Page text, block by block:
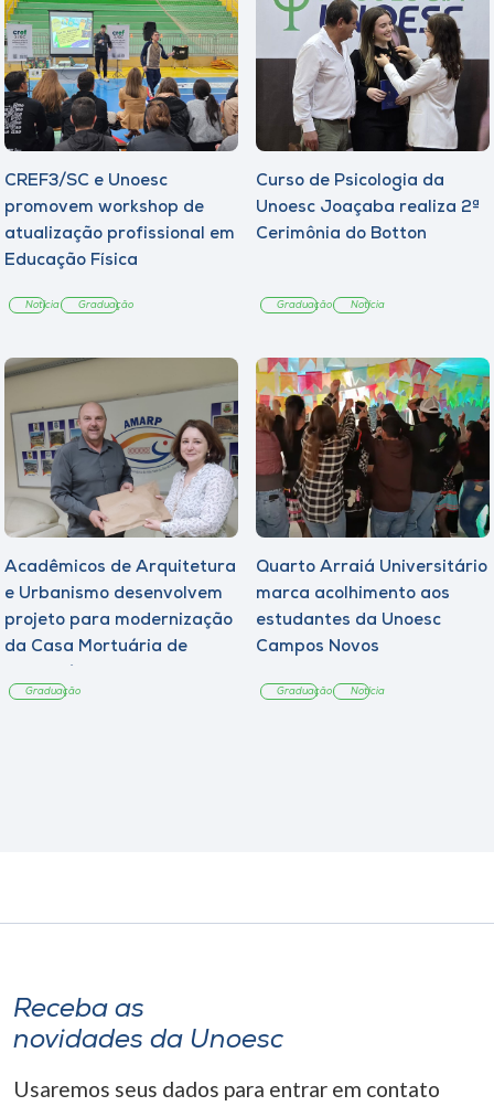
CREF3/SC e Unoesc
promovem workshop de
atualização profissional em
Educação Física
Notícia Graduação
Curso de Psicologia da
Unoesc Joaçaba realiza 2ª
Cerimônia do Botton
Graduação Notícia
Acadêmicos de Arquitetura
e Urbanismo desenvolvem
projeto para modernização
da Casa Mortuária de
Graduação
Quarto Arraiá Universitário
marca acolhimento aos
estudantes da Unoesc
Campos Novos
Graduação Notícia
Receba as
novidades da Unoesc
Usaremos seus dados para entrar em contato